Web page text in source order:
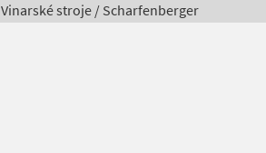
Vinarské stroje / Scharfenberger